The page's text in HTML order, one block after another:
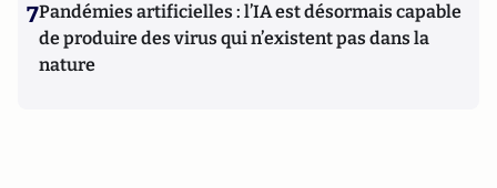
7Pandémies artificielles : l’IA est désormais capable
de produire des virus qui n’existent pas dans la
nature